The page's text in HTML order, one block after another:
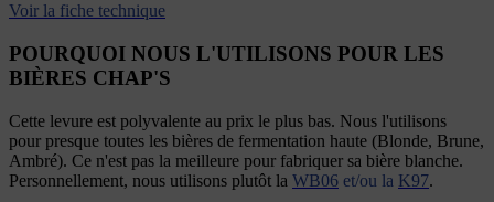
Voir la fiche technique
POURQUOI NOUS L'UTILISONS POUR LES
BIÈRES CHAP'S
Cette levure est polyvalente au prix le plus bas. Nous l'utilisons
pour presque toutes les bières de fermentation haute (Blonde, Brune,
Ambré). Ce n'est pas la meilleure pour fabriquer sa bière blanche.
Personnellement, nous utilisons plutôt la WB06 et/ou la K97.